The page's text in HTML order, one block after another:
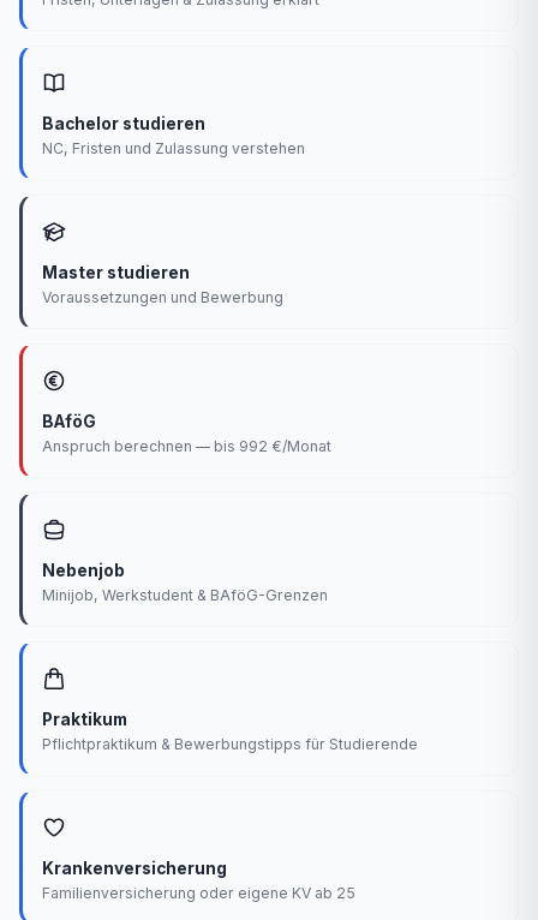
Bachelor studieren
NC, Fristen und Zulassung verstehen
Master studieren
Voraussetzungen und Bewerbung
BAföG
Anspruch berechnen — bis 992 €/Monat
Nebenjob
Minijob, Werkstudent & BAföG-Grenzen
Praktikum
Pflichtpraktikum & Bewerbungstipps für Studierende
Krankenversicherung
Familienversicherung oder eigene KV ab 25